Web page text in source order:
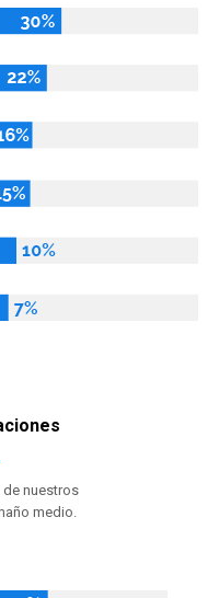
de nuestros
medio.